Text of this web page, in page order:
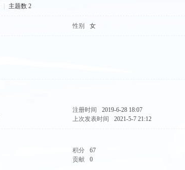
主题数 2
性别 女
注册时间 2019-6-28 18:07
上次发表时间 2021-5-7 21:12
积分 67
贡献 0